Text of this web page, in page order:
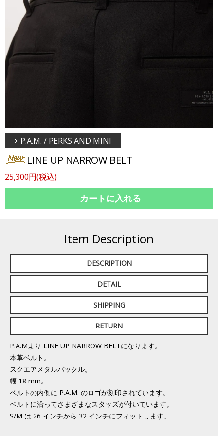
P.A.M. / PERKS AND MINI
LINE UP NARROW BELT
25,300円(税込)
Item Description
DESCRIPTION
DETAIL
SHIPPING
RETURN
P.A.Mより LINE UP NARROW BELTになります。
本革ベルト。
スクエアメタルバックル。
幅 18 mm。
ベルトの内側に P.A.M. のロゴが刻印されています。
ベルトに沿ってさまざまなスタッズが付いています。
S/M は 26 インチから 32 インチにフィットします。